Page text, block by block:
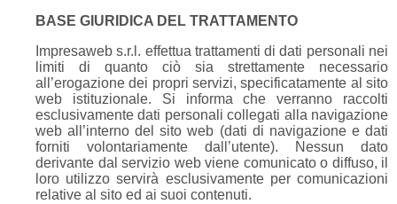
BASE GIURIDICA DEL TRATTAMENTO
Impresaweb s.r.l. effettua trattamenti di dati personali nei
limiti di quanto ciò sia strettamente necessario
all’erogazione dei propri servizi, specificatamente al sito
web istituzionale. Si informa che verranno raccolti
esclusivamente dati personali collegati alla navigazione
web all’interno del sito web (dati di navigazione e dati
forniti volontariamente dall’utente). Nessun dato
derivante dal servizio web viene comunicato o diffuso, il
loro utilizzo servirà esclusivamente per comunicazioni
relative al sito ed ai suoi contenuti.